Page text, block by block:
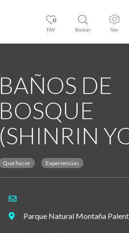
0
FAV Buscar Ver
BAÑOS DE
BOSQUE
(SHINRIN
Que hacer Experiencias
Parque Natural Montaña